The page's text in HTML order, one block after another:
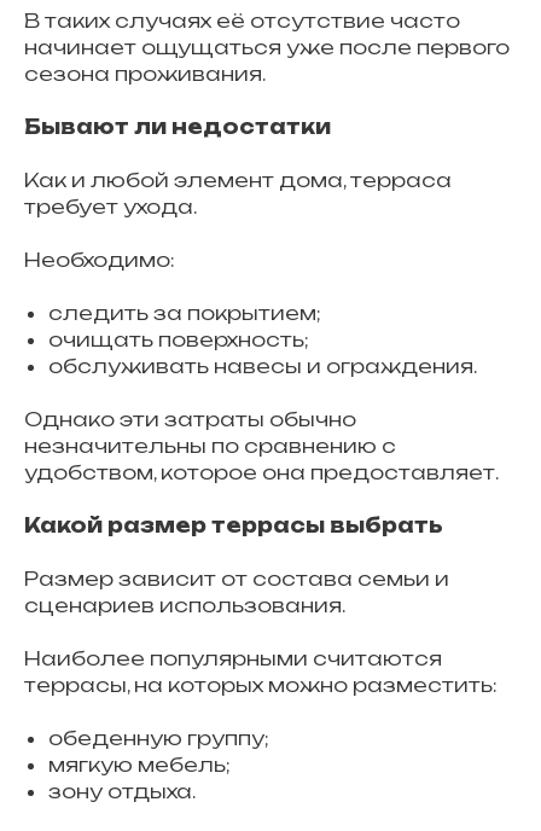
В таких случаях её отсутствие часто
начинает ощущаться уже после первого
сезона проживания.
Бывают ли недостатки
Как и любой элемент дома, терраса
требует ухода.
Необходимо:
следить за покрытием;
очищать поверхность;
обслуживать навесы и ограждения.
Однако эти затраты обычно
незначительны по сравнению с
удобством, которое она предоставляет.
Какой размер террасы выбрать
Размер зависит от состава семьи и
сценариев использования.
Наиболее популярными считаются
террасы, на которых можно разместить:
обеденную группу;
мягкую мебель;
зону отдыха.